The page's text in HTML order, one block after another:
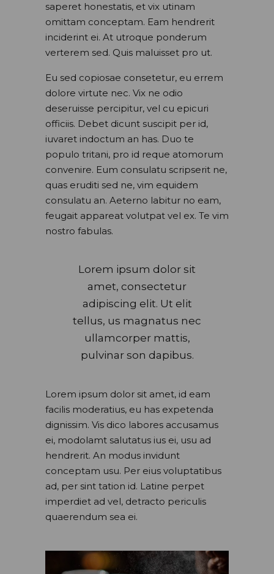
saperet honestatis, et vix utinam
omittam conceptam. Eam hendrerit
inciderint ei. At utroque ponderum
verterem sed. Quis maluisset pro ut.
Eu sed copiosae consetetur, eu errem
dolore virtute nec. Vix ne odio
deseruisse percipitur, vel cu epicuri
officiis. Debet dicunt suscipit per id,
iuvaret indoctum an has. Duo te
populo tritani, pro id reque atomorum
convenire. Eum consulatu scripserit ne,
quas eruditi sed ne, vim equidem
consulatu an. Aeterno labitur no eam,
feugait appareat volutpat vel ex. Te vim
nostro fabulas.
Lorem ipsum dolor sit
amet, consectetur
adipiscing elit. Ut elit
tellus, us magnatus nec
ullamcorper mattis,
pulvinar son dapibus.
Lorem ipsum dolor sit amet, id eam
facilis moderatius, eu has expetenda
dignissim. Vis dico labores accusamus
ei, modolamt salutatus ius ei, usu ad
hendrerit. An modus invidunt
conceptam usu. Per eius voluptatibus
ad, per sint tation id. Latine perpet
imperdiet ad vel, detracto periculis
quaerendum sea ei.